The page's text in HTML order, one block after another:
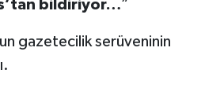
bildiriyor…”
gazetecilik serüveninin